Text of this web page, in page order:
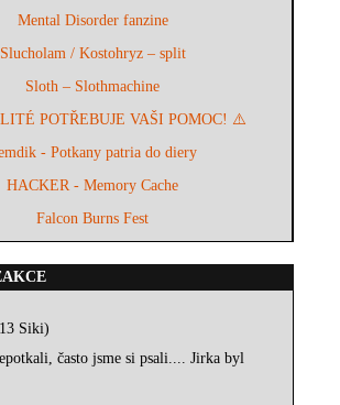
Mental Disorder fanzine
Slucholam / Kostohryz – split
Sloth – Slothmachine
POTŘEBUJE VAŠI POMOC! ⚠️
- Potkany patria do diery
HACKER - Memory Cache
Falcon Burns Fest
Siki)
často jsme si psali.... Jirka byl